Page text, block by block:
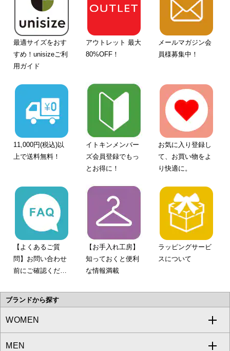
最適サイズをおす
すめ！unisizeご利
用ガイド
アウトレット 最大
80%OFF！
メールマガジン会
員様募集中！
11,000円(税込)以
上で送料無料！
イトキンメンバー
ズ会員登録でもっ
とお得に！
お気に入り登録し
て、お買い物をよ
り快適に。
【よくあるご質
問】お問い合わせ
前にご確認くださ
【お手入れ工房】
知っておくと便利
な情報満載
ラッピングサービ
スについて
ブランドから探す
WOMEN
a.v.v
MEN